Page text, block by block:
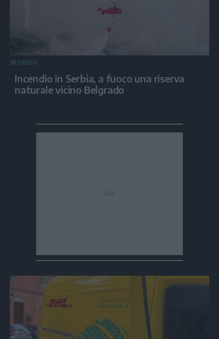
MONDO
Incendio in Serbia, a fuoco una riserva
naturale vicino Belgrado